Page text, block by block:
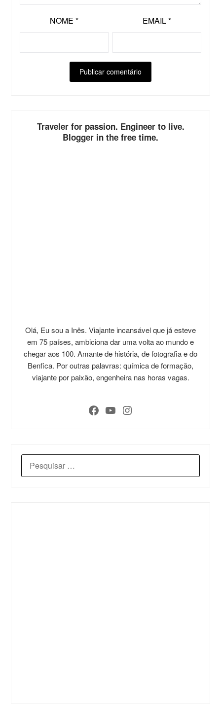
NOME * EMAIL*
Traveler for passion. Engineer to live.
Blogger in the free time.
Olá, Eu sou a Inês. Viajante incansável que já esteve
em 75 países, ambiciona dar uma volta ao mundo e
chegar aos 100. Amante de história, de fotografia e do
Benfica. Por outras palavras: química de formação,
viajante por paixão, engenheira nas horas vagas.